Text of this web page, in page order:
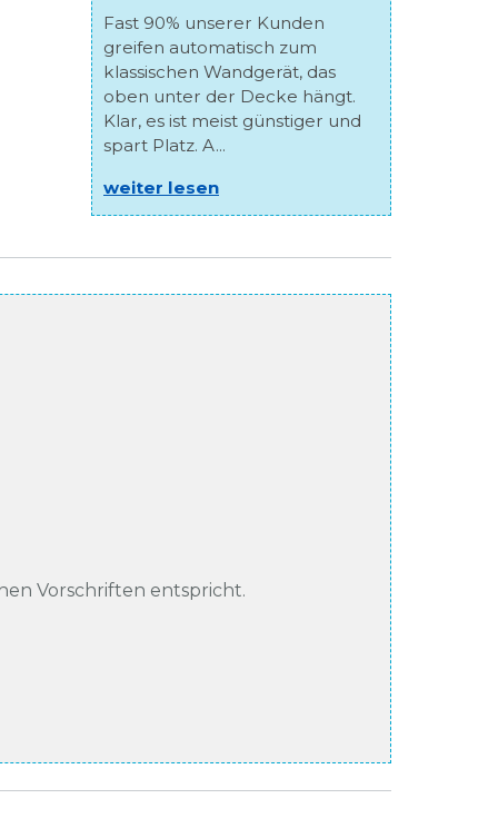
Fast 90% unserer Kunden
greifen automatisch zum
klassischen Wandgerät, das
oben unter der Decke hängt.
Klar, es ist meist günstiger und
spart Platz. A...
weiter lesen
Vorschriften entspricht.